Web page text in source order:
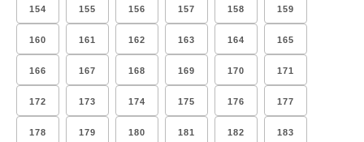
154 155 156 157 158 159
160 161 162 163 164 165
166 167 168 169 170 171
172 173 174 175 176 177
178 179 180 181 182 183